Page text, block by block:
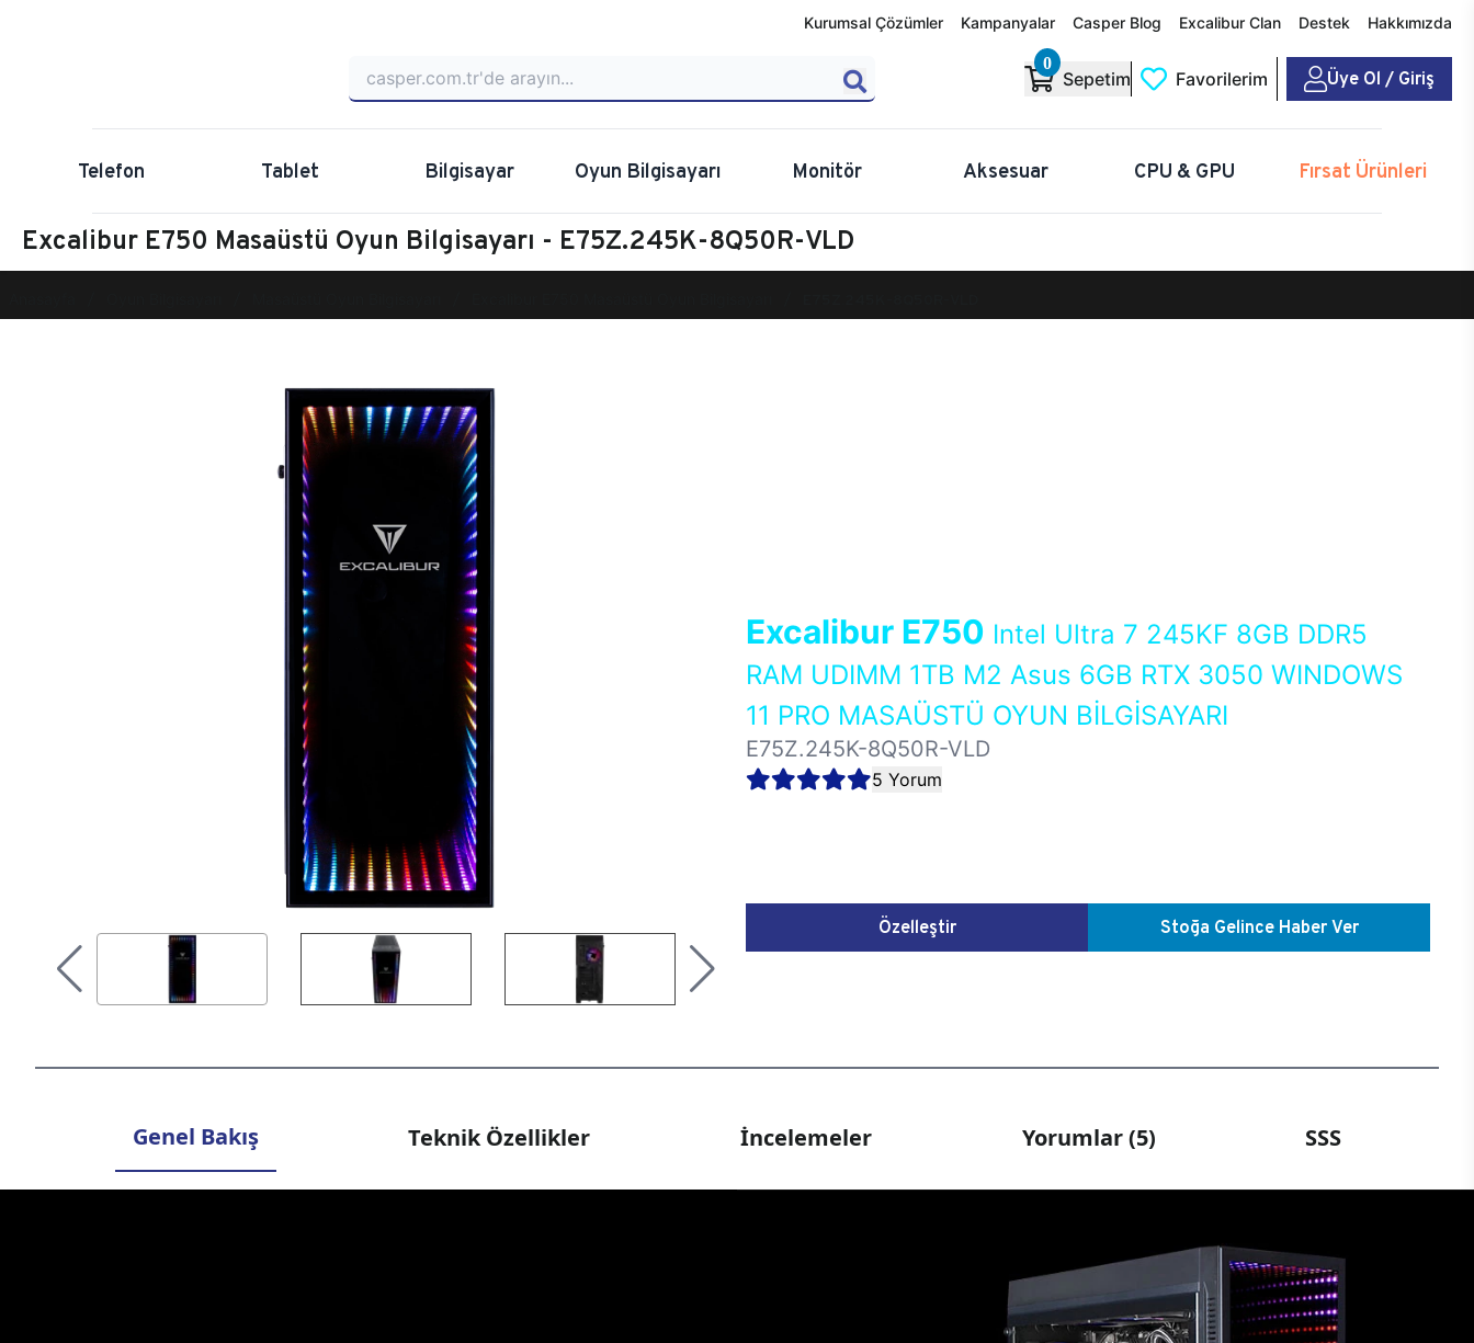
Kurumsal Çözümler Kampanyalar Casper Blog Excalibur Clan Destek Hakkımızda
0
Sepetim Favorilerim Üye Ol / Giriş
Telefon Tablet Bilgisayar Oyun Bilgisayarı Monitör Aksesuar CPU & GPU Fırsat Ürünleri
Excalibur E750 Masaüstü Oyun Bilgisayarı - E75Z.245K-8Q50R-VLD
Excalibur E750 Intel Ultra 7 245KF 8GB DDR5
RAM UDIMM 1TB M2 Asus 6GB RTX 3050 WINDOWS
11 PRO MASAÜSTÜ OYUN BİLGİSAYARI
E75Z.245K-8Q50R-VLD
5 Yorum
Özelleştir Stoğa Gelince Haber Ver
Genel Bakış Teknik Özellikler İncelemeler Yorumlar (5) SSS